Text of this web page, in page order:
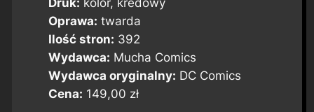
Druk: kolor, kredowy
Oprawa: twarda
Ilość stron: 392
Wydawca: Mucha Comics
Wydawca oryginalny: DC Comics
Cena: 149,00 zł